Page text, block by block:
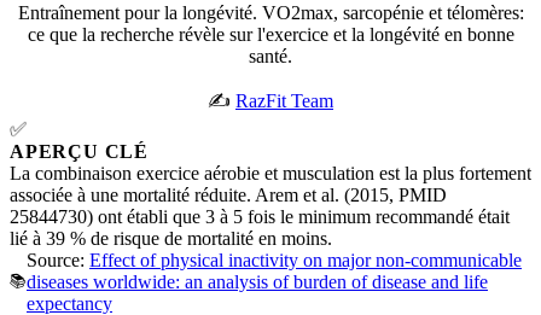
Entraînement pour la longévité. VO2max, sarcopénie et télomères:
ce que la recherche révèle sur l'exercice et la longévité en bonne
santé.
✍️ RazFit Team
✅
APERÇU CLÉ
La combinaison exercice aérobie et musculation est la plus fortement
associée à une mortalité réduite. Arem et al. (2015, PMID
25844730) ont établi que 3 à 5 fois le minimum recommandé était
lié à 39 % de risque de mortalité en moins.
📚
Source: Effect of physical inactivity on major non-communicable
diseases worldwide: an analysis of burden of disease and life
expectancy